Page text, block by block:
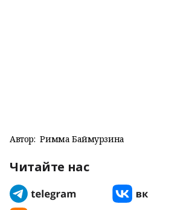
Автор: Римма Баймурзина
Читайте нас